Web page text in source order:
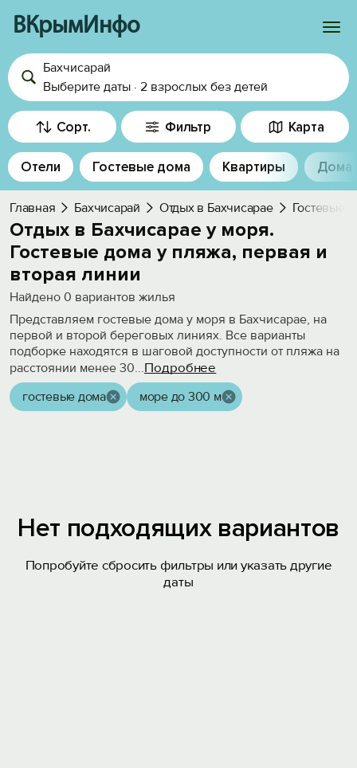
ВКрымИнфо
Войти
Избранное
История просмотра
Добавить свой объект
Бахчисарай
Выберите даты · 2 взрослых без детей
Сорт. Фильтр Карта
Отели Гостевые дома Квартиры Дома
Главная Бахчисарай Отдых в Бахчисарае Гостевые
Отдых в Бахчисарае у моря.
Гостевые дома у пляжа, первая и
вторая линии
Найдено 0 вариантов жилья
Представляем гостевые дома у моря в Бахчисарае, на
первой и второй береговых линиях. Все варианты
подборке находятся в шаговой доступности от пляжа на
расстоянии менее 30...Подробнее
гостевые дома море до 300 м
Нет подходящих вариантов
Попробуйте сбросить фильтры или указать другие
даты